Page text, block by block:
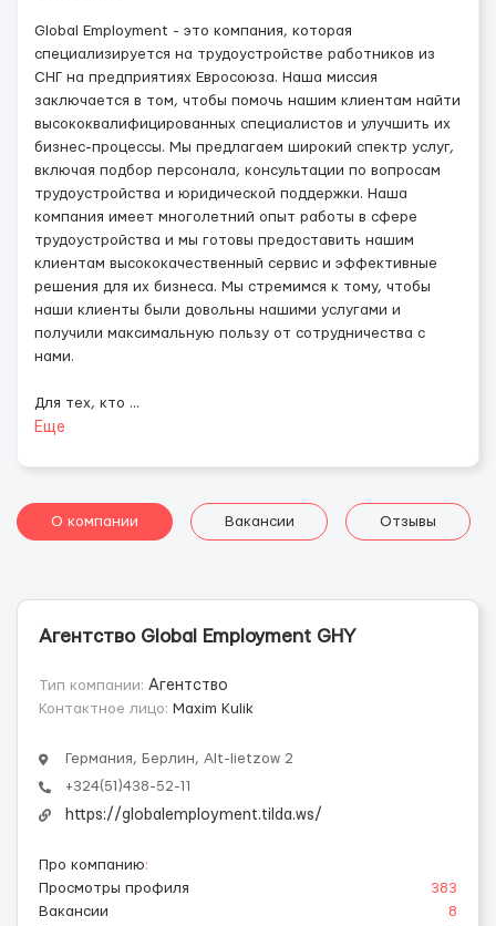
Global Employment - это компания, которая
специализируется на трудоустройстве работников из
СНГ на предприятиях Евросоюза. Наша миссия
заключается в том, чтобы помочь нашим клиентам найти
высококвалифицированных специалистов и улучшить их
бизнес-процессы. Мы предлагаем широкий спектр услуг,
включая подбор персонала, консультации по вопросам
трудоустройства и юридической поддержки. Наша
компания имеет многолетний опыт работы в сфере
трудоустройства и мы готовы предоставить нашим
клиентам высококачественный сервис и эффективные
решения для их бизнеса. Мы стремимся к тому, чтобы
наши клиенты были довольны нашими услугами и
получили максимальную пользу от сотрудничества с
нами.
Для тех, кто ...
Еще
О компании Вакансии Отзывы
Агентство Global Employment GHY
Тип компании: Агентство
Контактное лицо: Maxim Kulik
Германия, Берлин, Alt-lietzow 2
+324(51)438-52-11
https://globalemployment.tilda.ws/
Про компанию:
Просмотры профиля
383
Вакансии
8